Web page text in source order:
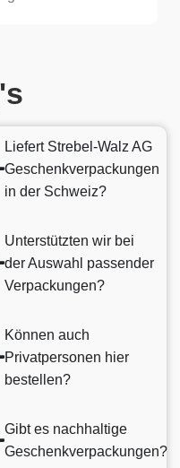
Liefert Strebel-Walz AG
Geschenkverpackungen
in der Schweiz?
Unterstützten wir bei
der Auswahl passender
Verpackungen?
Können auch
Privatpersonen hier
bestellen?
Gibt es nachhaltige
Geschenkverpackungen?